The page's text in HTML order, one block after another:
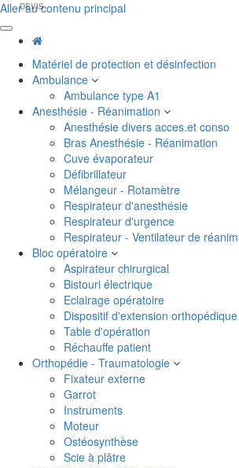
Aller au contenu principal
Matériel de protection et désinfection
Ambulance
Ambulance type A1
Anesthésie - Réanimation
Anesthésie divers acces.et conso
Bras Anesthésie - Réanimation
Cuve évaporateur
Défibrillateur
Mélangeur - Rotamètre
Respirateur d'anesthésie
Respirateur d'urgence
Respirateur - Ventilateur de
Bloc opératoire
Aspirateur chirurgical
Bistouri électrique
Eclairage opératoire
Dispositif d'extension orthopédique
Table d'opération
Réchauffe patient
Orthopédie - Traumatologie
Fixateur externe
Garrot
Instruments
Moteur
Ostéosynthèse
Scie à plâtre
DEVIS